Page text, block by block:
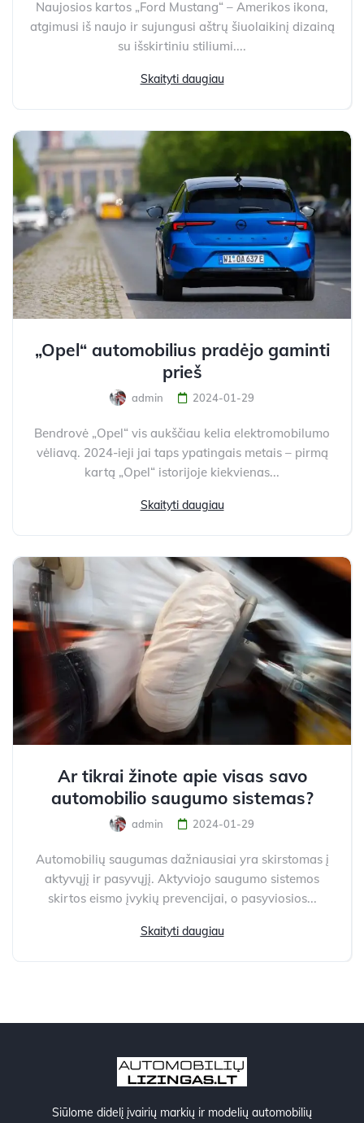
Naujosios kartos „Ford Mustang“ – Amerikos ikona,
atgimusi iš naujo ir sujungusi aštrų šiuolaikinį dizainą
su išskirtiniu stiliumi....
Skaityti daugiau
„Opel“ automobilius pradėjo gaminti
prieš
admin 2024-01-29
Bendrovė „Opel“ vis aukščiau kelia elektromobilumo
vėliavą. 2024-ieji jai taps ypatingais metais – pirmą
kartą „Opel“ istorijoje kiekvienas...
Skaityti daugiau
Ar tikrai žinote apie visas savo
automobilio saugumo sistemas?
admin 2024-01-29
Automobilių saugumas dažniausiai yra skirstomas į
aktyvųjį ir pasyvųjį. Aktyviojo saugumo sistemos
skirtos eismo įvykių prevencijai, o pasyviosios...
Skaityti daugiau
Siūlome didelį įvairių markių ir modelių automobilių